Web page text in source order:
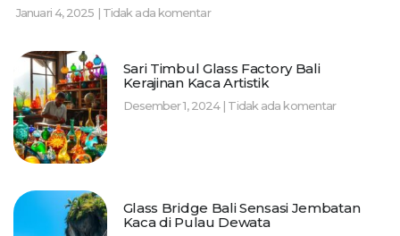
Januari 4, 2025 Tidak ada komentar
Sari Timbul Glass Factory Bali
Kerajinan Kaca Artistik
Desember 1, 2024 Tidak ada komentar
Glass Bridge Bali Sensasi Jembatan
Kaca di Pulau Dewata